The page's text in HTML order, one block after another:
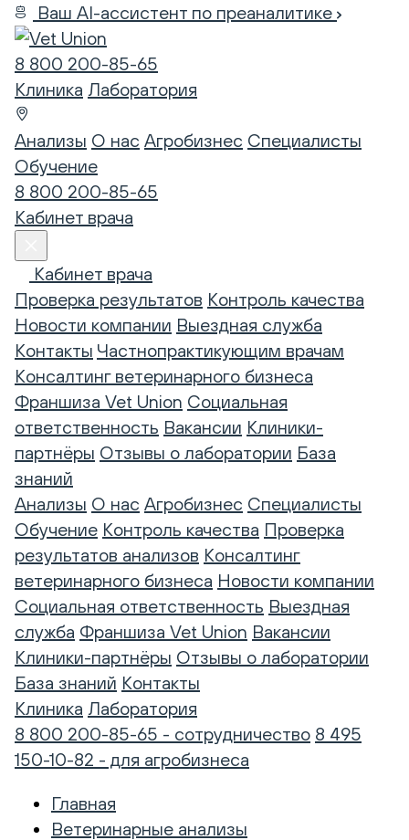
Ваш AI-ассистент по преаналитике
8 800 200-85-65
Клиника Лаборатория
Анализы О нас Агробизнес Специалисты
Обучение
8 800 200-85-65
Кабинет врача
Кабинет врача
Проверка результатов Контроль качества
Новости компании Выездная служба
Контакты Частнопрактикующим врачам
Консалтинг ветеринарного бизнеса
Франшиза Vet Union Социальная
ответственность Вакансии Клиники-
партнёры Отзывы о лаборатории База
знаний
Анализы О нас Агробизнес Специалисты
Обучение Контроль качества Проверка
результатов анализов Консалтинг
ветеринарного бизнеса Новости компании
Социальная ответственность Выездная
служба Франшиза Vet Union Вакансии
Клиники-партнёры Отзывы о лаборатории
База знаний Контакты
Клиника Лаборатория
8 800 200-85-65 - сотрудничество 8 495
150-10-82 - для агробизнеса
Главная
Ветеринарные анализы